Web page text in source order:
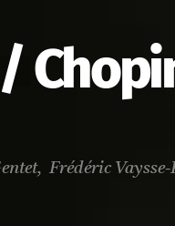
:
hip-hop